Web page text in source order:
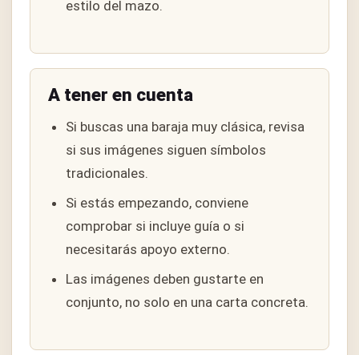
estilo del mazo.
A tener en cuenta
Si buscas una baraja muy clásica, revisa
si sus imágenes siguen símbolos
tradicionales.
Si estás empezando, conviene
comprobar si incluye guía o si
necesitarás apoyo externo.
Las imágenes deben gustarte en
conjunto, no solo en una carta concreta.